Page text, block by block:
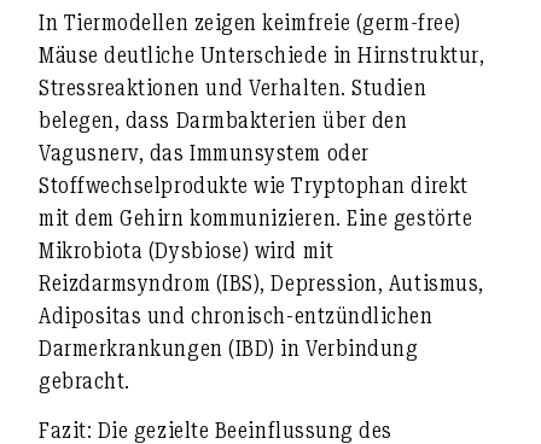
In Tiermodellen zeigen keimfreie (germ-free)
Mäuse deutliche Unterschiede in Hirnstruktur,
Stressreaktionen und Verhalten. Studien
belegen, dass Darmbakterien über den
Vagusnerv, das Immunsystem oder
Stoffwechselprodukte wie Tryptophan direkt
mit dem Gehirn kommunizieren. Eine gestörte
Mikrobiota (Dysbiose) wird mit
Reizdarmsyndrom (IBS),Depression, Autismus,
Adipositas undchronisch-entzündlichen
Darmerkrankungen (IBD) in Verbindung
gebracht.
Fazit: Die gezielte Beeinflussung des